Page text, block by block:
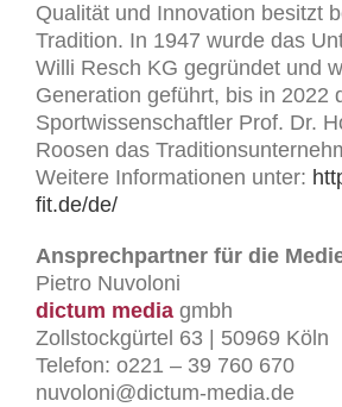
Qualität und Innovation besitzt
Tradition. In 1947 wurde das
Willi Resch KG gegründet und
Generation geführt, bis in 2022
Sportwissenschaftler Prof. Dr.
Roosen das
Weitere Informationen unter:
fit.de/de/
Ansprechpartner für die
Pietro Nuvoloni
dictum media gmbh
Zollstockgürtel 63 | 50969 Köln
Telefon: o221 – 39 760 670
nuvoloni@dictum-media.de